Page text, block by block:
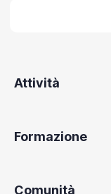
Attività
Formazione
Comunità